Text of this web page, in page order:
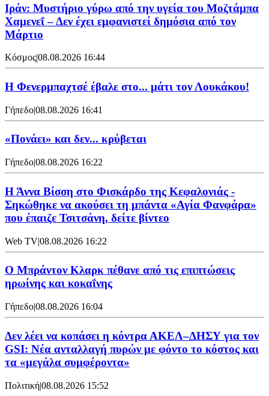
Ιράν: Μυστήριο γύρω από την υγεία του Μοζτάμπα
Χαμενεΐ – Δεν έχει εμφανιστεί δημόσια από τον
Μάρτιο
Κόσμος|08.08.2026 16:44
Η Φενερμπαχτσέ έβαλε στο... μάτι τον Λουκάκου!
Γήπεδο|08.08.2026 16:41
«Πονάει» και δεν... κρύβεται
Γήπεδο|08.08.2026 16:22
Η Άννα Βίσση στο Φισκάρδο της Κεφαλονιάς -
Σηκώθηκε να ακούσει τη μπάντα «Αγία Φανφάρα»
που έπαιζε Τσιτσάνη, δείτε βίντεο
Web TV|08.08.2026 16:22
Ο Μπράντον Κλαρκ πέθανε από τις επιπτώσεις
ηρωίνης και κοκαΐνης
Γήπεδο|08.08.2026 16:04
Δεν λέει να κοπάσει η κόντρα ΑΚΕΛ–ΔΗΣΥ για τον
GSI: Νέα ανταλλαγή πυρών με φόντο το κόστος και
τα «μεγάλα συμφέροντα»
Πολιτική|08.08.2026 15:52